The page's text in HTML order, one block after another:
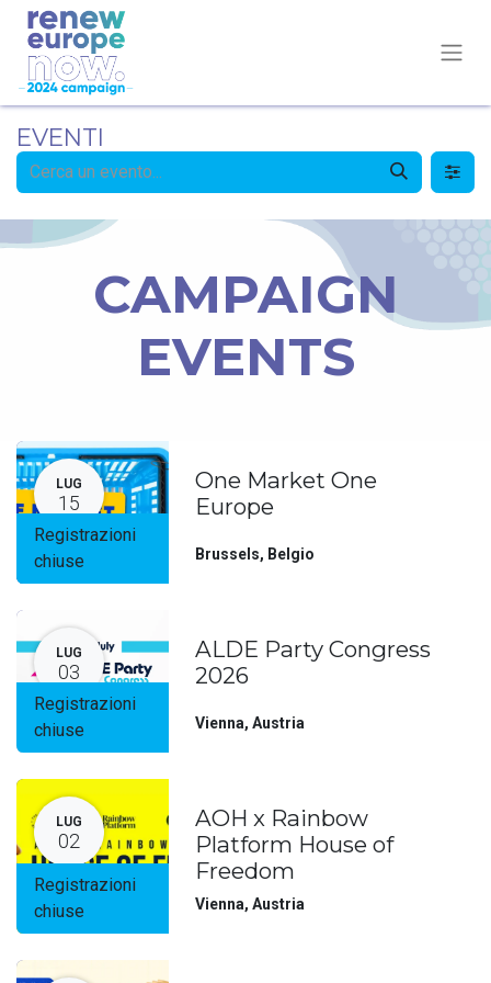
EVENTI
CAMPAIGN
EVENTS
LUG
15
Registrazioni
chiuse
One Market One
Europe
Brussels, Belgio
LUG
03
Registrazioni
chiuse
ALDE Party Congress
2026
Vienna,Austria
LUG
02
Registrazioni
chiuse
AOH x Rainbow
Platform House of
Freedom
Vienna,Austria